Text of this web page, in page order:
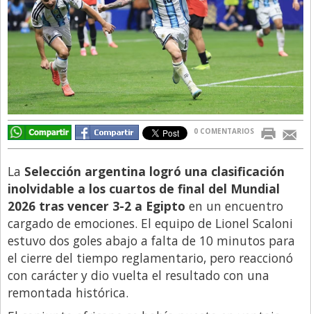
El Experto
El Innovador
El Precio Que Yo Ví
Entrevista
Entrevista Exclusiva
Finanzas
Internacionales
La Opinión del Director
Legales
Libro de Quejas
Medios
Millonarios
0 COMENTARIOS
La Selección argentina logró una clasificación
inolvidable a los cuartos de final del Mundial
2026 tras vencer 3-2 a Egipto en un encuentro
cargado de emociones. El equipo de Lionel Scaloni
estuvo dos goles abajo a falta de 10 minutos para
el cierre del tiempo reglamentario, pero reaccionó
con carácter y dio vuelta el resultado con una
remontada histórica.